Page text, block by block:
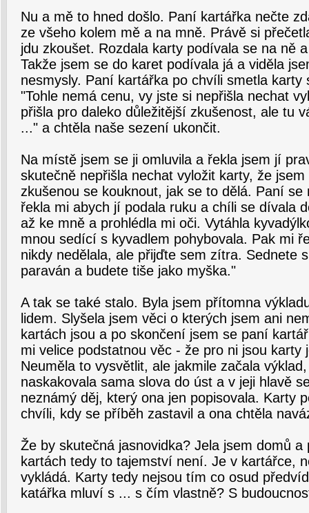
Nu a mě to hned došlo. Paní kartářka nečte
ze všeho kolem mě a na mně. Právě si
jdu zkoušet. Rozdala karty podívala se na ně
Takže jsem se do karet podívala já a viděla
nesmysly. Paní kartářka po chvíli smetla karty
"Tohle nemá cenu, vy jste si nepřišla nechat
přišla pro daleko důležitější zkušenost, ale tu
..." a chtěla naše sezení ukončit.
Na místě jsem se ji omluvila a řekla jsem jí
skutečně nepřišla nechat vyložit karty, že
zkušenou se kouknout, jak se to dělá. Paní
řekla mi abych jí podala ruku a chíli se dívala
až ke mně a prohlédla mi oči. Vytáhla
mnou sedící s kyvadlem pohybovala. Pak mi
nikdy nedělala, ale přijďte sem zítra. Sednete
paraván a budete tiše jako myška."
A tak se také stalo. Byla jsem přítomna
lidem. Slyšela jsem věci o kterých jsem ani
kartách jsou a po skončení jsem se paní
mi velice podstatnou věc - že pro ni jsou karty
Neuměla to vysvětlit, ale jakmile začala
naskakovala sama slova do úst a v jeji hlavě
neznámý děj, který ona jen popisovala. Karty
chvíli, kdy se příběh zastavil a ona chtěla
Že by skutečná jasnovidka? Jela jsem domů
kartách tedy to tajemství není. Je v kartářce,
vykládá. Karty tedy nejsou tím co osud
katářka mluví s ... s čím vlastně? S